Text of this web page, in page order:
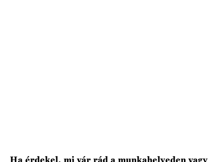
Ha érdekel, mi vár rád a munkahelyeden vagy